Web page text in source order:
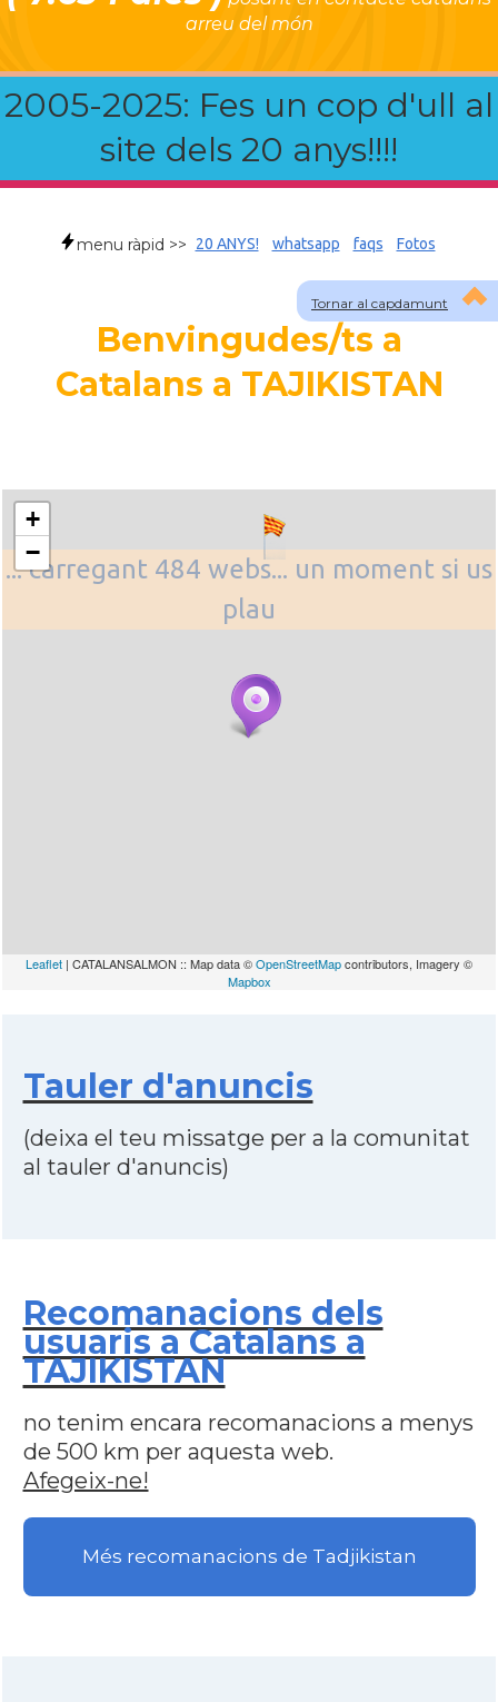
arreu del món
2005-2025: Fes un cop d'ull al
site dels 20 anys!!!!
Tornar al capdamunt
menu ràpid >> 20 ANYS! whatsapp faqs Fotos
Benvingudes/ts a
Catalans a TAJIKISTAN
... carregant 484 webs... un moment si us
plau
+
−
Leaflet | CATALANSALMON :: Map data ©OpenStreetMapcontributors, Imagery ©
Mapbox
Tauler d'anuncis
(deixa el teu missatge per a la comunitat
al tauler d'anuncis)
Recomanacions dels
usuaris a Catalans a
TAJIKISTAN
no tenim encara recomanacions a menys
de 500 km per aquesta web.
Afegeix-ne!
Més recomanacions de Tadjikistan